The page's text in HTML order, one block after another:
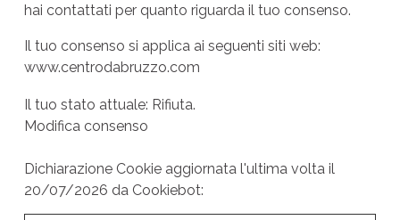
hai contattati per quanto riguarda il tuo consenso.
Il tuo consenso si applica ai seguenti siti web:
www.centrodabruzzo.com
Il tuo stato attuale: Rifiuta.
Modifica consenso
Dichiarazione Cookie aggiornata l'ultima volta il
20/07/2026 da Cookiebot: